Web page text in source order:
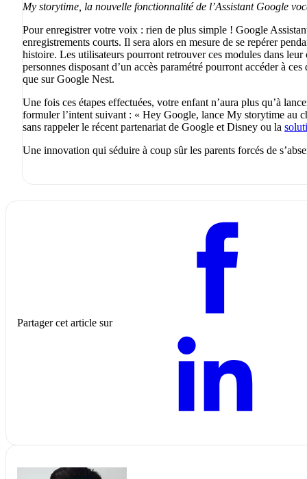
My storytime, la nouvelle fonctionnalité de l’Assistant Google
Pour enregistrer votre voix : rien de plus simple ! Google
enregistrements courts. Il sera alors en mesure de se repérer
histoire. Les utilisateurs pourront retrouver ces modules dans
personnes disposant d’un accès paramétré pourront accéder à
que sur Google Nest.
Une fois ces étapes effectuées, votre enfant n’aura plus qu’à
formuler l’intent suivant : « Hey Google, lance My storytime au
sans rappeler le récent partenariat de Google et Disney ou la
Une innovation qui séduire à coup sûr les parents forcés de
Partager cet article sur